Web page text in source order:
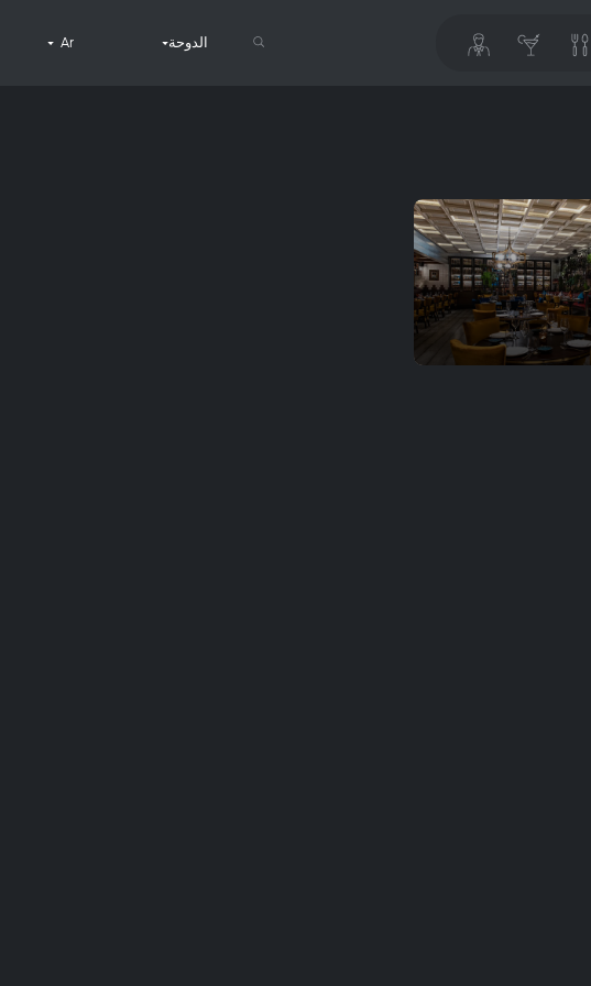
الدوحة Ar